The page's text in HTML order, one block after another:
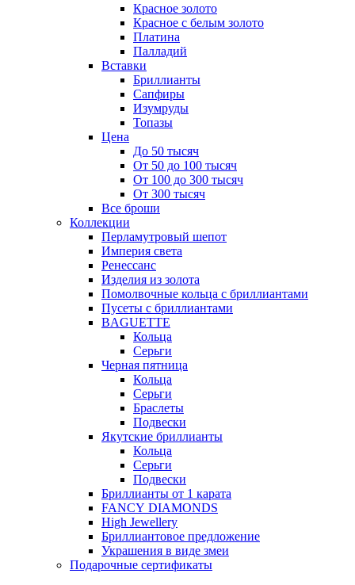
Красное золото
Красное с белым золото
Платина
Палладий
Вставки
Бриллианты
Сапфиры
Изумруды
Топазы
Цена
До 50 тысяч
От 50 до 100 тысяч
От 100 до 300 тысяч
От 300 тысяч
Все броши
Коллекции
Перламутровый шепот
Империя света
Ренессанс
Изделия из золота
Помолвочные кольца с бриллиантами
Пусеты с бриллиантами
BAGUETTE
Кольца
Серьги
Черная пятница
Кольца
Серьги
Браслеты
Подвески
Якутские бриллианты
Кольца
Серьги
Подвески
Бриллианты от 1 карата
FANCY DIAMONDS
High Jewellery
Бриллиантовое предложение
Украшения в виде змеи
Подарочные сертификаты